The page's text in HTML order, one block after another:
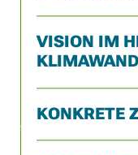
VISION IM
KONKRETE